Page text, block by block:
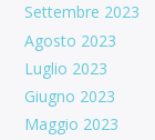
Settembre 2023
Agosto 2023
Luglio 2023
Giugno 2023
Maggio 2023